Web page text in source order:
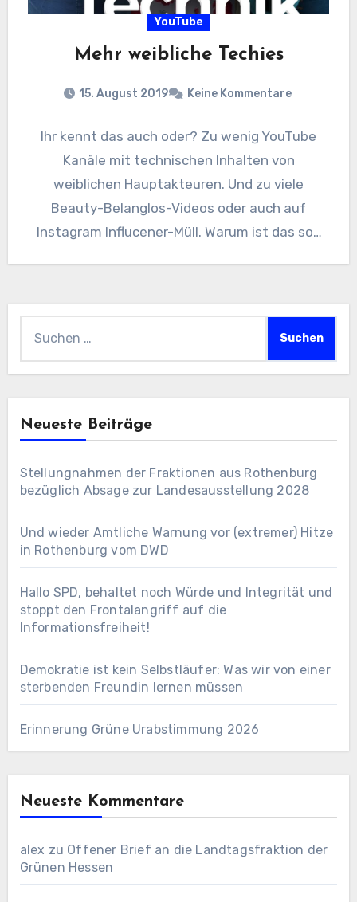
YouTube
Mehr weibliche Techies
15. August 2019 Keine Kommentare
Ihr kennt das auch oder? Zu wenig YouTube
Kanäle mit technischen Inhalten von
weiblichen Hauptakteuren. Und zu viele
Beauty-Belanglos-Videos oder auch auf
Instagram Influcener-Müll. Warum ist das so?
Neueste Beiträge
Stellungnahmen der Fraktionen aus Rothenburg
bezüglich Absage zur Landesausstellung 2028
Und wieder Amtliche Warnung vor (extremer) Hitze
in Rothenburg vom DWD
Hallo SPD, behaltet noch Würde und Integrität und
stoppt den Frontalangriff auf die
Informationsfreiheit!
Demokratie ist kein Selbstläufer: Was wir von einer
sterbenden Freundin lernen müssen
Erinnerung Grüne Urabstimmung 2026
Neueste Kommentare
alex zu Offener Brief an die Landtagsfraktion der
Grünen Hessen